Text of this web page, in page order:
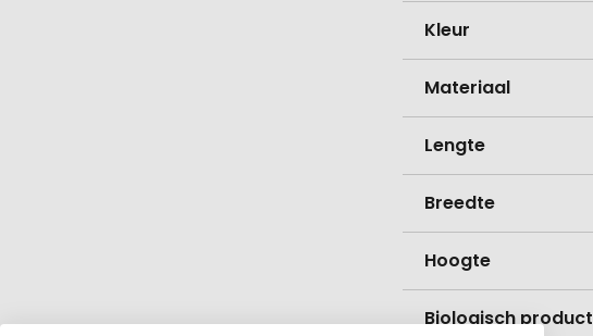
Kleur
Materiaal
Lengte
Breedte
Hoogte
Biologisch product